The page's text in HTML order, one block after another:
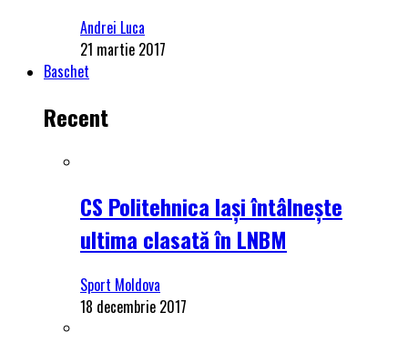
Andrei Luca
21 martie 2017
Baschet
Recent
CS Politehnica Iași întâlnește
ultima clasată în LNBM
Sport Moldova
18 decembrie 2017